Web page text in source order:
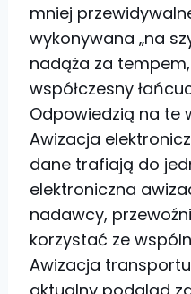
mniej
wykonywana „na
nadąża za
współczesny
Odpowiedzią na te
Awizacja
dane trafiają do
elektroniczna
nadawcy,
korzystać ze
Awizacja